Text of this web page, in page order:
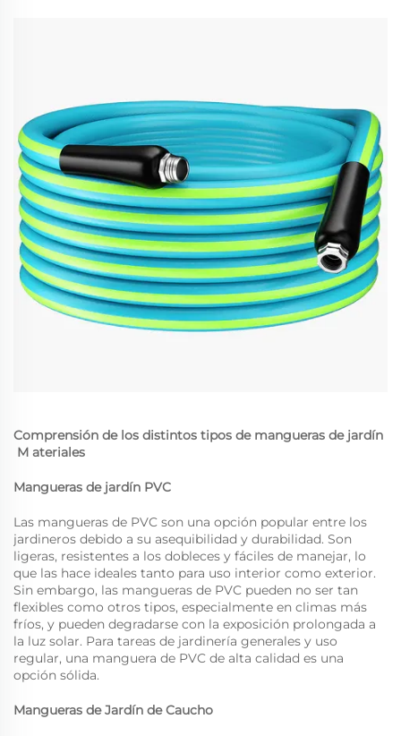
Comprensión de los distintos tipos de mangueras de jardín
M ateriales
Mangueras de jardín PVC
Las mangueras de PVC son una opción popular entre los
jardineros debido a su asequibilidad y durabilidad. Son
ligeras, resistentes a los dobleces y fáciles de manejar, lo
que las hace ideales tanto para uso interior como exterior.
Sin embargo, las mangueras de PVC pueden no ser tan
flexibles como otros tipos, especialmente en climas más
fríos, y pueden degradarse con la exposición prolongada a
la luz solar. Para tareas de jardinería generales y uso
regular, una manguera de PVC de alta calidad es una
opción sólida.
Mangueras de Jardín de Caucho